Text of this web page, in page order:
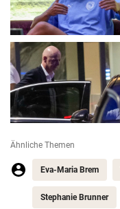
Ähnliche Themen
Eva-Maria Brem
Stephanie Brunner